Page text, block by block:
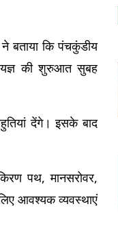
बताया कि पंचकुंडीय
की शुरुआत सुबह
देंगे। इसके बाद
पथ, मानसरोवर,
आवश्यक व्यवस्थाएं